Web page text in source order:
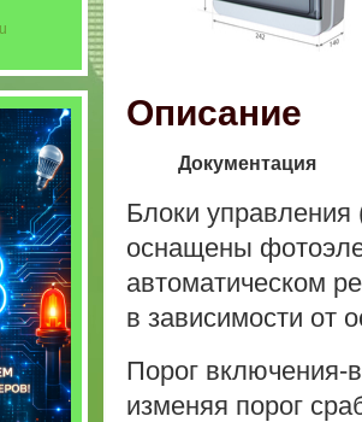
Описание
Документация
Блоки
оснащены
автоматическом
в зависимости от
Порог включения-
изменяя порог